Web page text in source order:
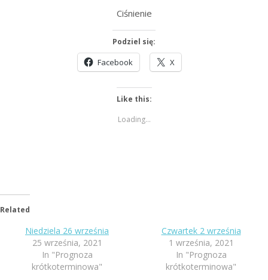
Ciśnienie
Podziel się:
Facebook X
Like this:
Loading...
Related
Niedziela 26 września
25 września, 2021
In "Prognoza
krótkoterminowa"
Czwartek 2 września
1 września, 2021
In "Prognoza
krótkoterminowa"